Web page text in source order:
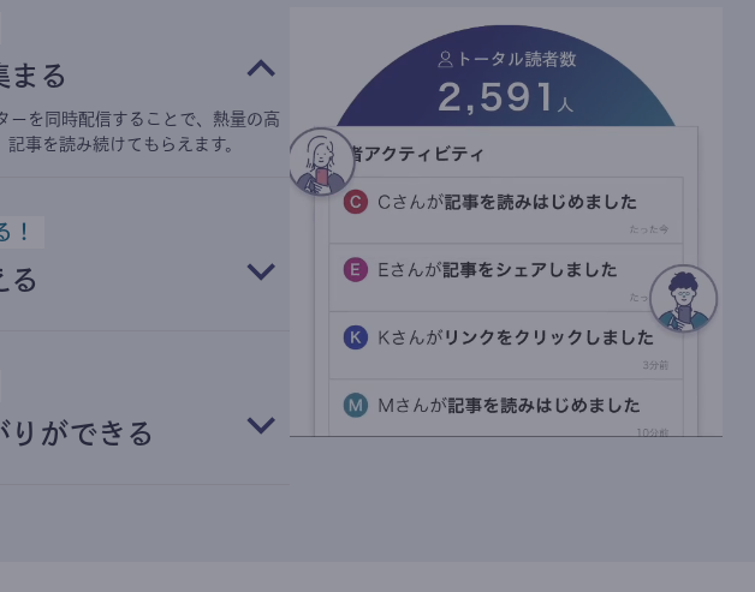
まる
ーを同時配信することで、熱量の高
事を読み続けてもらえます。
！
る
りができる